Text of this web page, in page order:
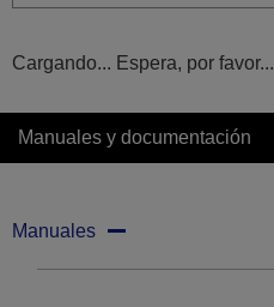
Cargando... Espera, por favor...
Manuales y documentación
Manuales